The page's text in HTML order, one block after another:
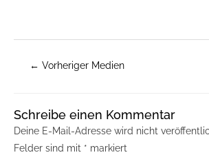
← Vorheriger Medien
Schreibe einen Kommentar
Deine E-Mail-Adresse wird nicht
Felder sind mit * markiert